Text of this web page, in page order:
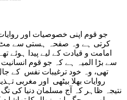
جو قوم اپنی خصوصیات اور
کرتی ہے وہ صفحہ ہستی سے مٹ
امامت و قیادت کے لیے پیدا ہوئے
سے بڑا المیہ ہے کہ جو قوم
تھی، وہ خود ترغیبات نفس کے
روایات بھلا بیٹھی اور مغربی
نتیجہ ظاہر کہ آج مسلمان دنیا کی